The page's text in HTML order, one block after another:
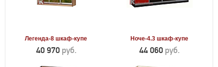
Легенда-8 шкаф-купе
40 970 руб.
Ноче-4.3 шкаф-купе
44 060 руб.